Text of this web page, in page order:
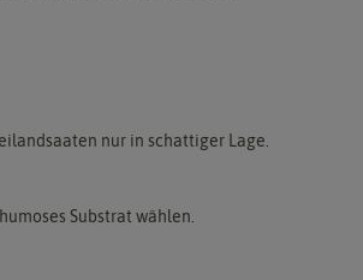
nur in schattiger Lage.
Substrat wählen.